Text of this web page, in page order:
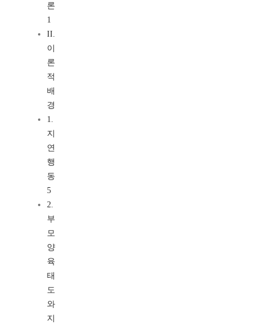
론
1
II.
이
론
적
배
경
1.
지
연
행
동
5
2.
부
모
양
육
태
도
와
지